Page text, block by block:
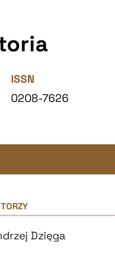
ISSN
0208-7626
Dzięga